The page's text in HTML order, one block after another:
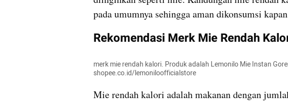
pada umumnya sehingga aman dikonsumsi
Rekomendasi Merk Mie Rendah
merk mie rendah kalori. Produk adalah Lemonilo Mie Instan
shopee.co.id/lemoniloofficialstore
Mie rendah kalori adalah makanan dengan